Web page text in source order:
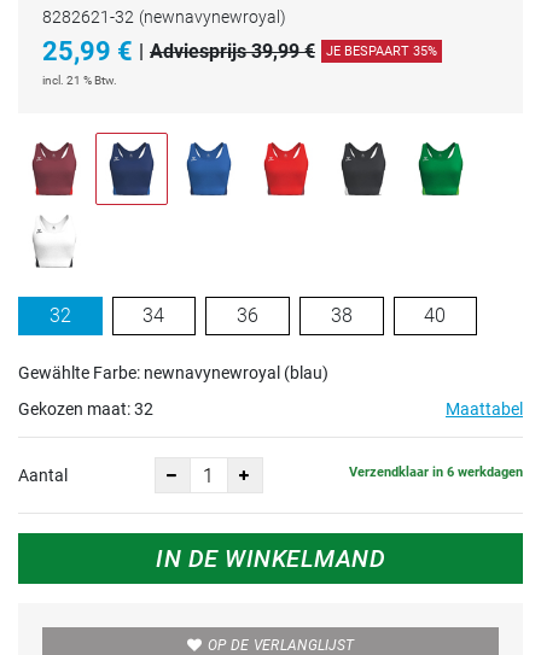
8282621-32 (newnavynewroyal)
25,99 € | Adviesprijs 39,99 € JE BESPAART 35%
incl. 21 % Btw.
32 34 36 38 40
Gewählte Farbe: newnavynewroyal (blau)
Gekozen maat:32 Maattabel
Aantal Verzendklaar in 6 werkdagen
IN DE WINKELMAND
OP DE VERLANGLIJST